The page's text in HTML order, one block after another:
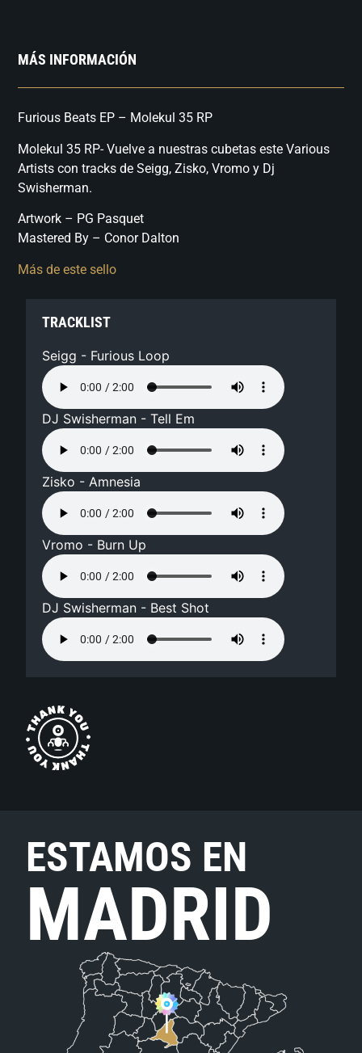
MÁS INFORMACIÓN
Furious Beats EP – Molekul 35 RP
Molekul 35 RP- Vuelve a nuestras cubetas este Various
Artists con tracks de Seigg, Zisko, Vromo y Dj
Swisherman.
Artwork – PG Pasquet
Mastered By – Conor Dalton
Más de este sello
TRACKLIST
Seigg - Furious Loop
DJ Swisherman - Tell Em
Zisko - Amnesia
Vromo - Burn Up
DJ Swisherman - Best Shot
ESTAMOS EN
MADRID